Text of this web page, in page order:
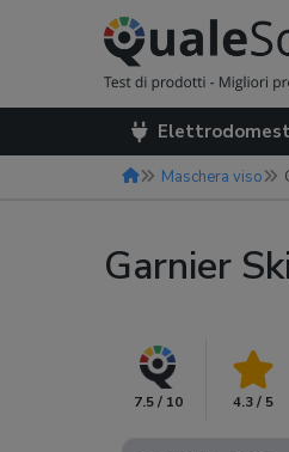
Maschera viso
Garnier
7.5 / 10 4.3 / 5